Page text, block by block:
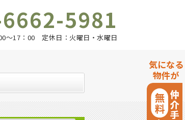
5981
～17：00 定休日：火曜日・水曜日
気になる
物件が